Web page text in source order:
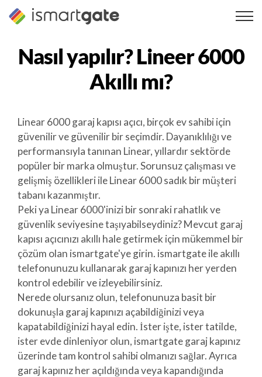
İçeriğe
geç
Nasıl yapılır?Lineer 6000
Akıllı mı?
Linear 6000 garaj kapısı açıcı, birçok ev sahibi için
güvenilir ve güvenilir bir seçimdir. Dayanıklılığı ve
performansıyla tanınan Linear, yıllardır sektörde
popüler bir marka olmuştur. Sorunsuz çalışması ve
gelişmiş özellikleri ile Linear 6000 sadık bir müşteri
tabanı kazanmıştır.
Peki ya Linear 6000'inizi bir sonraki rahatlık ve
güvenlik seviyesine taşıyabilseydiniz? Mevcut garaj
kapısı açıcınızı akıllı hale getirmek için mükemmel bir
çözüm olan ismartgate'ye girin. ismartgate ile akıllı
telefonunuzu kullanarak garaj kapınızı her yerden
kontrol edebilir ve izleyebilirsiniz.
Nerede olursanız olun, telefonunuza basit bir
dokunuşla garaj kapınızı açabildiğinizi veya
kapatabildiğinizi hayal edin. İster işte, ister tatilde,
ister evde dinleniyor olun, ismartgate garaj kapınız
üzerinde tam kontrol sahibi olmanızı sağlar. Ayrıca
garaj kapınız her açıldığında veya kapandığında